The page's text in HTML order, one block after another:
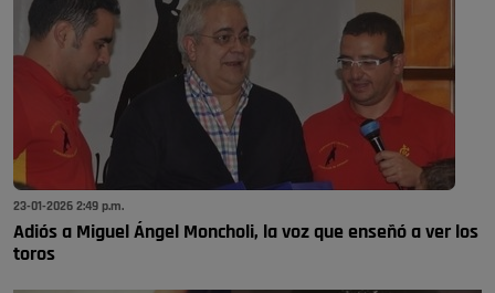
23-01-2026 2:49 p.m.
Adiós a Miguel Ángel Moncholi, la voz que enseñó a ver los
toros